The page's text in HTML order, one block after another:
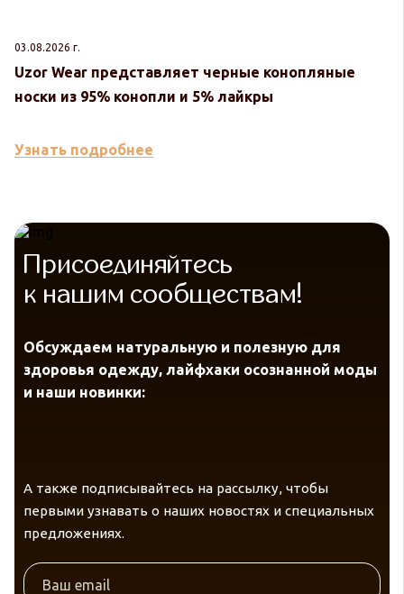
03.08.2026 г.
Uzor Wear представляет черные конопляные
носки из 95% конопли и 5% лайкры
Узнать подробнее
Присоединяйтесь
к нашим сообществам!
Обсуждаем натуральную и полезную для
здоровья одежду, лайфхаки осознанной моды
и наши новинки:
А также подписывайтесь на рассылку, чтобы
первыми узнавать о наших новостях и специальных
предложениях.